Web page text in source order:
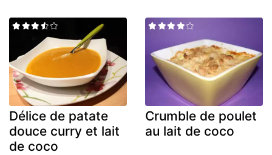
Délice de patate
douce curry et lait
de coco
Crumble de poulet
au lait de coco